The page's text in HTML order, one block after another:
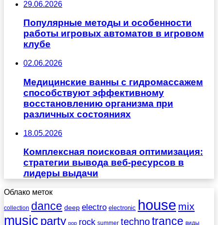
29.06.2026
Популярные методы и особенности
работы игровых автоматов в игровом
клубе
02.06.2026
Медицинские ванны с гидромассажем
способствуют эффективному
восстановлению организма при
различных состояниях
18.05.2026
Комплексная поисковая оптимизация:
стратегии вывода веб-ресурсов в
лидеры выдачи
Облако меток
collection dance deep electro electronic house mix
music party pop rock summer technotrance виды